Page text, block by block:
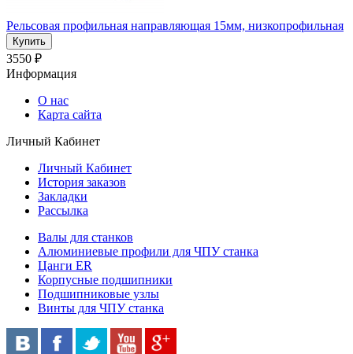
Рельсовая профильная направляющая 15мм, низкопрофильная
3550 ₽
Информация
О нас
Карта сайта
Личный Кабинет
Личный Кабинет
История заказов
Закладки
Рассылка
Валы для станков
Алюминиевые профили для ЧПУ станка
Цанги ER
Корпусные подшипники
Подшипниковые узлы
Винты для ЧПУ станка